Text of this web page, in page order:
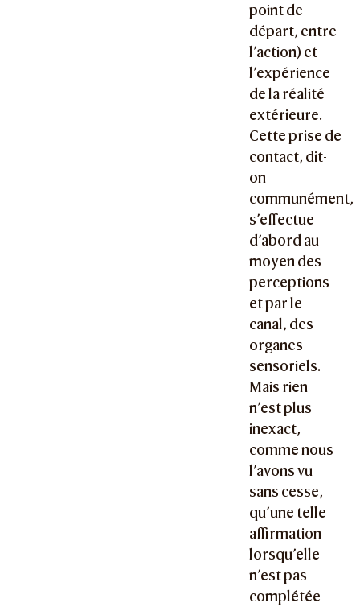
point de
départ, entre
l’action) et
l’expérience
de la réalité
extérieure.
Cette prise de
contact, dit-
on
communément,
s’effectue
d’abord au
moyen des
perceptions
et par le
canal, des
organes
sensoriels.
Mais rien
n’est plus
inexact,
comme nous
l’avons vu
sans cesse,
qu’une telle
affirmation
lorsqu’elle
n’est pas
complétée